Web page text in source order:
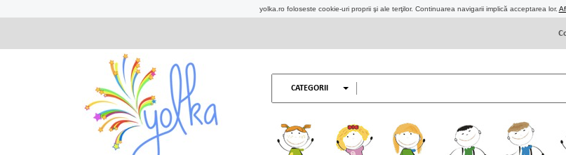
yolka.ro foloseste cookie-uri proprii şi ale terţilor. Continuarea navigarii implică acceptarea lor.
CATEGORII